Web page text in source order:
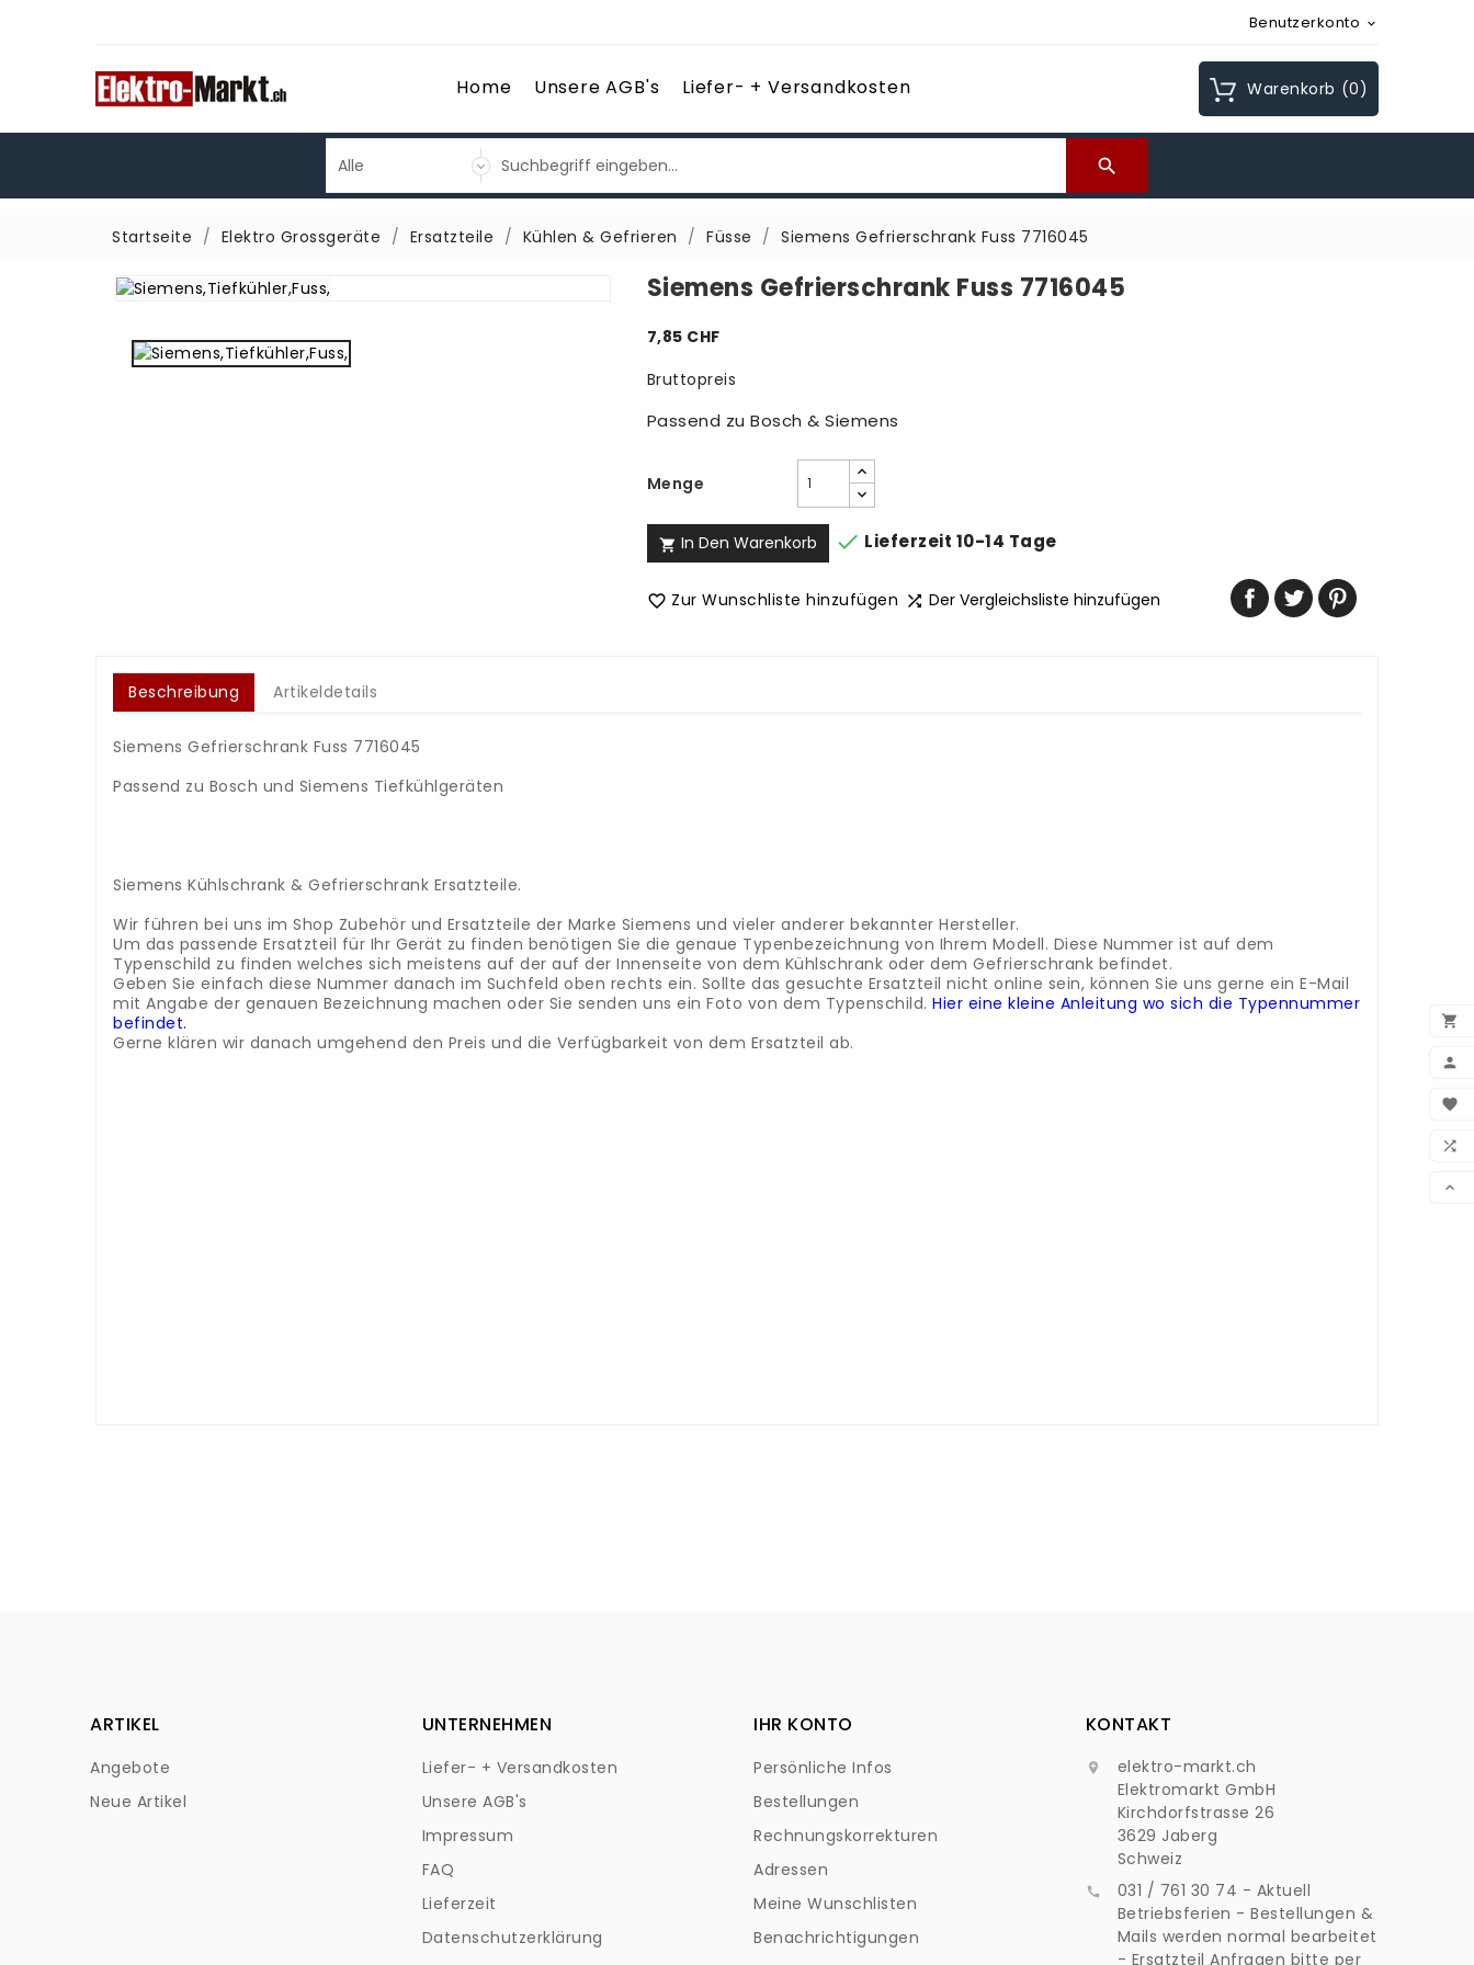





Benutzerkonto 
Home Unsere AGB's Liefer- + Versandkosten Warenkorb (0)

Startseite Elektro Grossgeräte Ersatzteile Kühlen & Gefrieren Füsse Siemens Gefrierschrank Fuss 7716045
Siemens Gefrierschrank Fuss 7716045
7,85 CHF
Bruttopreis
Passend zu Bosch & Siemens
Menge
 In Den Warenkorb  Lieferzeit 10-14 Tage
 Zur Wunschliste hinzufügen  Der Vergleichsliste hinzufügen
Beschreibung Artikeldetails
Siemens Gefrierschrank Fuss 7716045
Passend zu Bosch und Siemens Tiefkühlgeräten
Siemens Kühlschrank & Gefrierschrank Ersatzteile.
Wir führen bei uns im Shop Zubehör und Ersatzteile der Marke Siemens und vieler anderer bekannter Hersteller.
Um das passende Ersatzteil für Ihr Gerät zu finden benötigen Sie die genaue Typenbezeichnung von Ihrem Modell. Diese Nummer ist auf dem
Typenschild zu finden welches sich meistens auf der auf der Innenseite von dem Kühlschrank oder dem Gefrierschrank befindet.
Geben Sie einfach diese Nummer danach im Suchfeld oben rechts ein. Sollte das gesuchte Ersatzteil nicht online sein, können Sie uns gerne ein E-Mail
mit Angabe der genauen Bezeichnung machen oder Sie senden uns ein Foto von dem Typenschild. Hier eine kleine Anleitung wo sich die Typennummer
befindet.
Gerne klären wir danach umgehend den Preis und die Verfügbarkeit von dem Ersatzteil ab.
ARTIKEL
Angebote
Neue Artikel
UNTERNEHMEN
Liefer- + Versandkosten
Unsere AGB's
Impressum
FAQ
Lieferzeit
Datenschutzerklärung
IHR KONTO
Persönliche Infos
Bestellungen
Rechnungskorrekturen
Adressen
Meine Wunschlisten
Benachrichtigungen
KONTAKT

elektro-markt.ch
Elektromarkt GmbH
Kirchdorfstrasse 26
3629 Jaberg
Schweiz

031 / 761 30 74 - Aktuell
Betriebsferien - Bestellungen &
Mails werden normal bearbeitet
- Ersatzteil Anfragen bitte per